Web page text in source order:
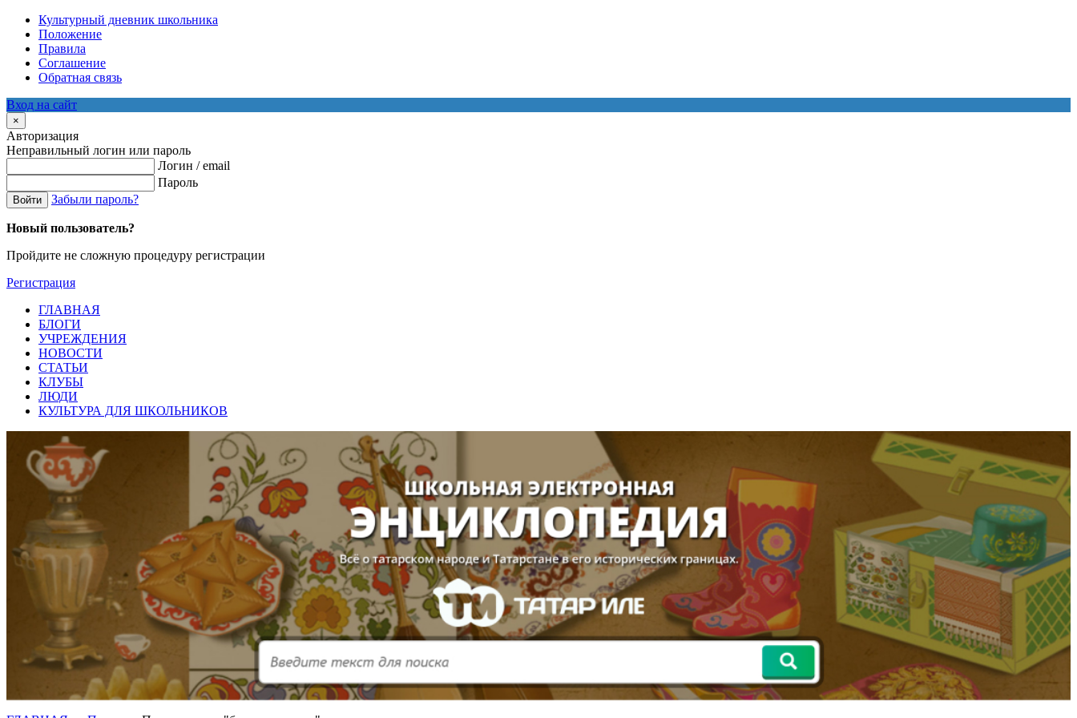
Культурный дневник школьника
Положение
Правила
Соглашение
Обратная связь
Вход на сайт
×
Авторизация
Неправильный логин или пароль
Логин / email
Пароль
Войти Забыли пароль?
Новый пользователь?
Пройдите не сложную процедуру регистрации
Регистрация
ГЛАВНАЯ
БЛОГИ
УЧРЕЖДЕНИЯ
НОВОСТИ
СТАТЬИ
КЛУБЫ
ЛЮДИ
КУЛЬТУРА ДЛЯ ШКОЛЬНИКОВ